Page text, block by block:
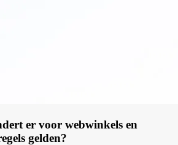
er voor webwinkels en
gelden?